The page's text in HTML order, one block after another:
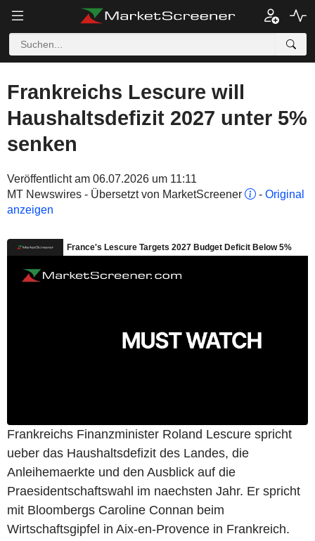
Frankreichs Lescure will
Haushaltsdefizit 2027 unter 5%
senken
Veröffentlicht am 06.07.2026 um 11:11
MT Newswires - Übersetzt von MarketScreener
- Original
anzeigen
Frankreichs Finanzminister Roland Lescure spricht
ueber das Haushaltsdefizit des Landes, die
Anleihemaerkte und den Ausblick auf die
Praesidentschaftswahl im naechsten Jahr. Er spricht
mit Bloombergs Caroline Connan beim
Wirtschaftsgipfel in Aix-en-Provence in Frankreich.